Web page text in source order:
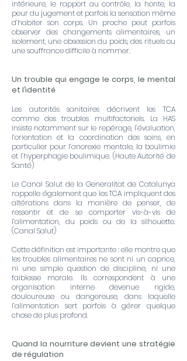
intérieure, le rapport au contrôle, la honte, la
peur du jugement et parfois la sensation même
d’habiter son corps. Un proche peut parfois
observer des changements alimentaires, un
isolement, une obsession du poids, des rituels ou
une souffrance difficile à nommer.
Un trouble qui engage le corps, le mental
et l’identité
Les autorités sanitaires décrivent les TCA
comme des troubles multifactoriels. La HAS
insiste notamment sur le repérage, l’évaluation,
l’orientation et la coordination des soins, en
particulier pour l’anorexie mentale, la boulimie
et l’hyperphagie boulimique. (Haute Autorité de
Santé)
Le Canal Salut de la Generalitat de Catalunya
rappelle également que les TCA impliquent des
altérations dans la manière de penser, de
ressentir et de se comporter vis-à-vis de
l’alimentation, du poids ou de la silhouette.
(Canal Salut)
Cette définition est importante : elle montre que
les troubles alimentaires ne sont ni un caprice,
ni une simple question de discipline, ni une
faiblesse morale. Ils correspondent à une
organisation interne devenue rigide,
douloureuse ou dangereuse, dans laquelle
l’alimentation sert parfois à gérer quelque
chose de plus profond.
Quand la nourriture devient une stratégie
de régulation